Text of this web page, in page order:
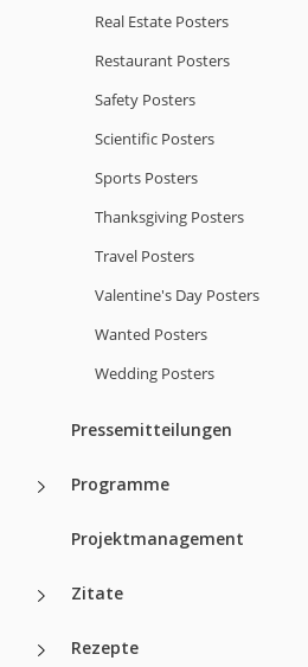
Real Estate Posters
Restaurant Posters
Safety Posters
Scientific Posters
Sports Posters
Thanksgiving Posters
Travel Posters
Valentine's Day Posters
Wanted Posters
Wedding Posters
Pressemitteilungen
Programme
Projektmanagement
Zitate
Rezepte